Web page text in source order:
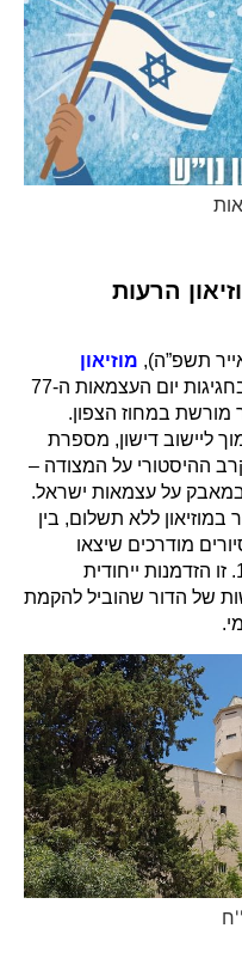
הרעות
מוזיאון
ייקח חלק בחגיגות יום העצמאות ה-77
מורשת במחוז הצפון.
ליישוב דישון, מספרת
ההיסטורי על המצודה –
על עצמאות ישראל.
ללא תשלום, בין
לסיורים מודרכים שיצאו
בשעות 9:30, 11:00, 12:30 ו-14:00. זו הזדמנות ייחודית
של הדור שהוביל להקמת